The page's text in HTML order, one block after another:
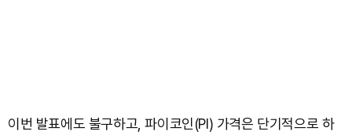
이번 발표에도 불구하고, 파이코인(PI) 가격은 단기적으로 하